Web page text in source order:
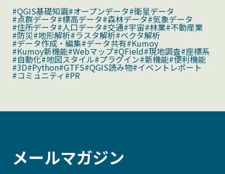
#QGIS基礎知識#オープンデータ#衛星データ
#点群データ#標高データ#森林データ#気象データ
#住所データ#人口データ#交通#宇宙#林業#不動産業
#防災#地形解析#ラスタ解析#ベクタ解析
#データ作成・編集#データ共有#Kumoy
#Kumoy新機能#Webマップ#QField#現地調査#座標系
#自動化#地図スタイル#プラグイン#新機能#便利機能
#3D#Python#GTFS#QGIS読み物#イベントレポート
#コミュニティ#PR
メールマガジン